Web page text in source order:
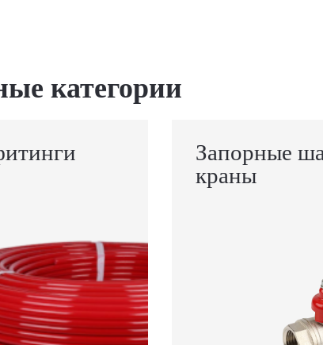
категории
Запорные
краны